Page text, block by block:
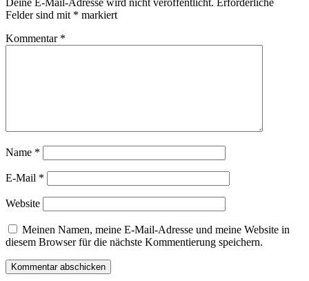
Deine E-Mail-Adresse wird nicht veröffentlicht. Erforderliche
Felder sind mit * markiert
Kommentar *
Name *
E-Mail *
Website
Meinen Namen, meine E-Mail-Adresse und meine Website in
diesem Browser für die nächste Kommentierung speichern.